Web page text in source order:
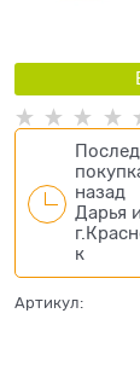
назад
Дарья
к
Артикул: